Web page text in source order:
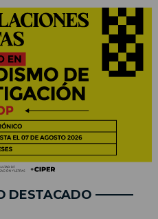
DESTACADO